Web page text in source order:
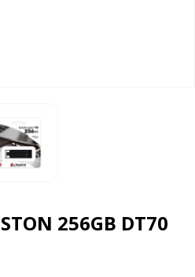
256GB DT70